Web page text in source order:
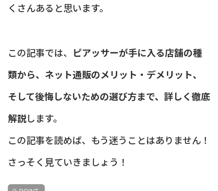
くさんあると思います。
この記事では、 ピアッサーが手に入る店舗の種
類から、ネット通販のメリット・デメリット、
そして後悔しないための選び方まで、詳しく徹底
解説します。
この記事を読めば、もう迷うことはありません！
さっそく見ていきましょう！